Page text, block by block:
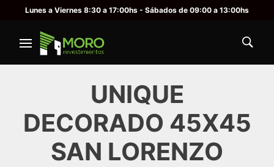
Lunes a Viernes 8:30 a 17:00hs - Sábados de 09:00 a 13:00hs
UNIQUE
DECORADO 45X45
SAN LORENZO